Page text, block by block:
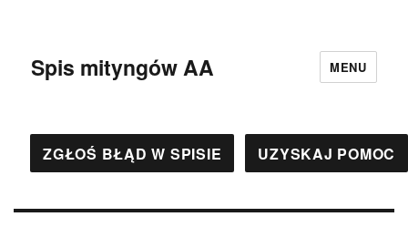
Spis mityngów AA MENU
ZGŁOŚ BŁĄD W SPISIE UZYSKAJ POMOC